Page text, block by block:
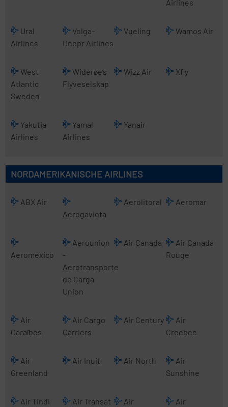
Airlines
Ural
Airlines
Volga-
Dnepr Airlines
Vueling Wamos Air
West
Atlantic
Sweden
Widerøe’s
Flyveselskap
Wizz Air Xfly
Yakutia
Airlines
Yamal
Airlines
Yanair
NORDAMERIKANISCHE AIRLINES
ABX Air
Aerogaviota
Aerolitoral Aeromar
Aeroméxico
Aerounion
-
Aerotransporte
de Carga
Union
Air Canada
Air Canada
Rouge
Air
Caraïbes
Air Cargo
Carriers
Air Century
Air
Creebec
Air
Greenland
Air Inuit Air North
Air
Sunshine
Air Tindi Air Transat
Air
Air